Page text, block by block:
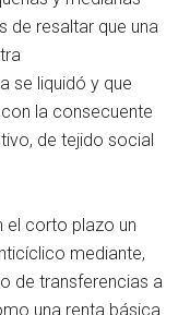
de resaltar que una
se liquidó y que
la consecuente
de tejido social
el corto plazo un
mediante,
de transferencias a
una renta básica